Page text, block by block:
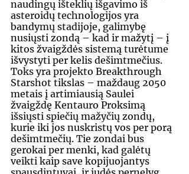
naudingų išteklių išgavimo iš
asteroidų technologijos yra
bandymų stadijoje, galimybę
nusiųsti zondą – kad ir mažytį – į
kitos žvaigždės sistemą turėtume
išvystyti per kelis dešimtmečius.
Toks yra projekto Breakthrough
Starshot tikslas – maždaug 2050
metais į artimiausią Saulei
žvaigždę Kentauro Proksimą
išsiųsti spiečių mažyčių zondų,
kurie iki jos nuskristų vos per porą
dešimtmečių. Tie zondai bus
gerokai per menki, kad galėtų
veikti kaip save kopijuojantys